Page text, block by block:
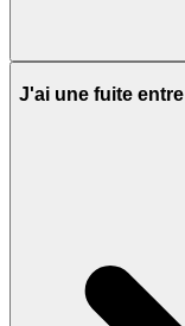
J'ai une fuite